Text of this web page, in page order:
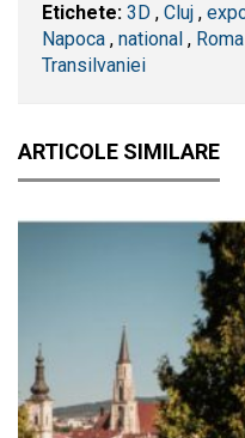
Etichete: 3D , ​Cluj ,
Napoca , national , Roma
Transilvaniei
ARTICOLE SIMILARE